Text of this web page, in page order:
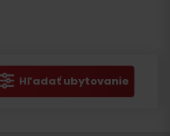
Hľadať ubytovanie